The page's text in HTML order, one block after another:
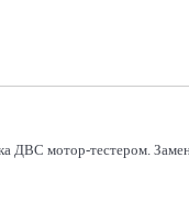
ДВС мотор-тестером.